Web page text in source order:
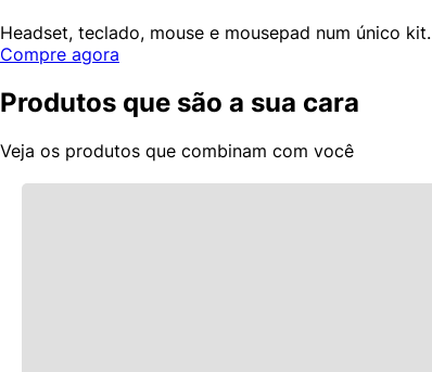
Headset, teclado, mouse e mousepad num único kit.
Compre agora
Produtos que são a sua cara
Veja os produtos que combinam com você